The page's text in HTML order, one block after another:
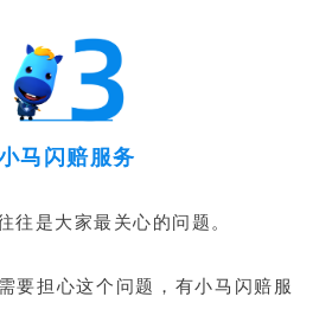
马闪赔服务
往是大家最关心的问题。
要担心这个问题，有小马闪赔服